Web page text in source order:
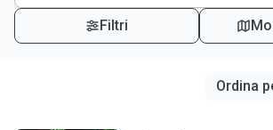
Filtri
Ordina